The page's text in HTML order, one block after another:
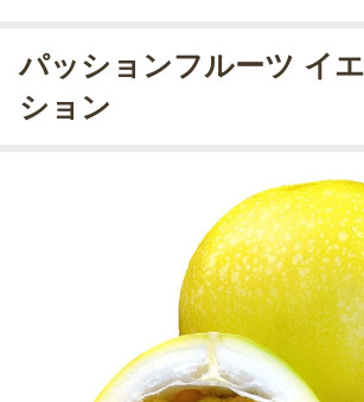
パッションフルーツ イ
ション